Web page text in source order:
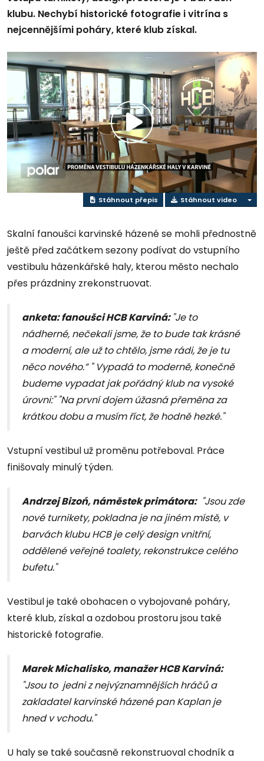
klubu. Nechybí historické fotografie i vitrína s
nejcennějšími poháry, které klub získal.
Přehrát
video
Stáhnout přepis Stáhnout video
Skalní fanoušci karvinské házené se mohli přednostně
ještě před začátkem sezony podívat do vstupního
vestibulu házenkářské haly, kterou město nechalo
přes prázdniny zrekonstruovat.
anketa: fanoušci HCB Karviná: "Je to
nádherné, nečekali jsme, že to bude tak krásné
a moderní, ale už to chtělo, jsme rádi, že je tu
něco nového.” " Vypadá to moderně, konečně
budeme vypadat jak pořádný klub na vysoké
úrovni:" "Na první dojem úžasná přeměna za
krátkou dobu a musím říct, že hodně hezké."
Vstupní vestibul už proměnu potřeboval. Práce
finišovaly minulý týden.
Andrzej Bizoń, náměstek primátora:"Jsou zde
nové turnikety, pokladna je na jiném místě, v
barvách klubu HCB je celý design vnitřní,
oddělené veřejné toalety, rekonstrukce celého
bufetu."
Vestibul je také obohacen o vybojované poháry,
které klub, získal a ozdobou prostoru jsou také
historické fotografie.
Marek Michalisko, manažer HCB Karviná:
"Jsou to jedni z nejvýznamnějších hráčů a
zakladatel karvinské házené pan Kaplan je
hned v vchodu."
U haly se také současně rekonstruoval chodník a